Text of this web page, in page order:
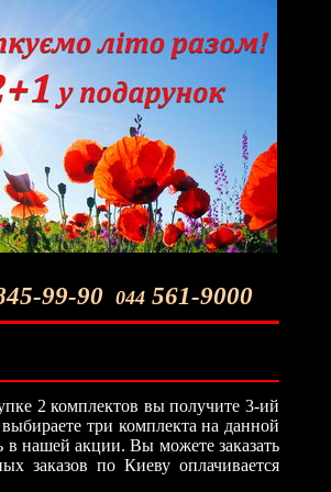
99-90 044 561-9000
2 комплектов вы получите 3-ий
три комплекта на данной
в нашей акции. Вы можете заказать
заказов по Киеву оплачивается